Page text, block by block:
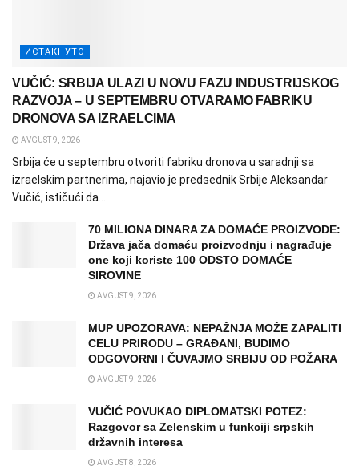
ИСТАКНУТО
VUČIĆ: SRBIJA ULAZI U NOVU FAZU INDUSTRIJSKOG
RAZVOJA – U SEPTEMBRU OTVARAMO FABRIKU
DRONOVA SA IZRAELCIMA
AVGUST 9, 2026
Srbija će u septembru otvoriti fabriku dronova u saradnji sa
izraelskim partnerima, najavio je predsednik Srbije Aleksandar
Vučić, ističući da...
70 MILIONA DINARA ZA DOMAĆE PROIZVODE:
Država jača domaću proizvodnju i nagrađuje
one koji koriste 100 ODSTO DOMAĆE
SIROVINE
AVGUST 9, 2026
MUP UPOZORAVA: NEPAŽNJA MOŽE ZAPALITI
CELU PRIRODU – GRAĐANI, BUDIMO
ODGOVORNI I ČUVAJMO SRBIJU OD POŽARA
AVGUST 9, 2026
VUČIĆ POVUKAO DIPLOMATSKI POTEZ:
Razgovor sa Zelenskim u funkciji srpskih
državnih interesa
AVGUST 8, 2026